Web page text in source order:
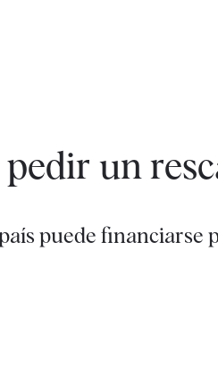
un
puede financiarse